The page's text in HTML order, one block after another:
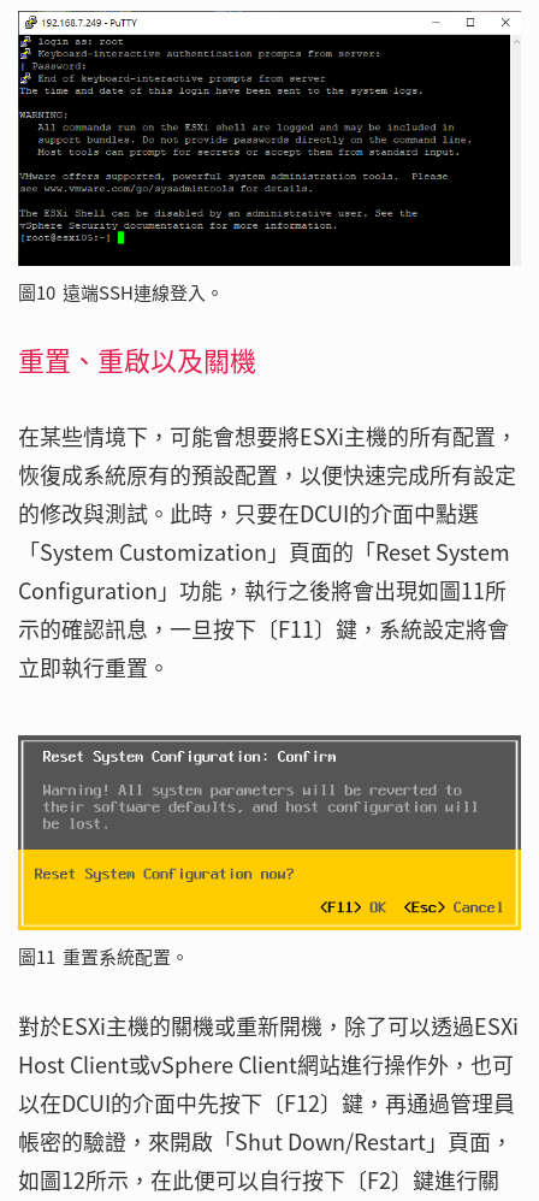
圖10 遠端SSH連線登入。
重置、重啟以及關機
在某些情境下，可能會想要將ESXi主機的所有配置，
恢復成系統原有的預設配置，以便快速完成所有設定
的修改與測試。此時，只要在DCUI的介面中點選
「System Customization」頁面的「Reset System
Configuration」功能，執行之後將會出現如圖11所
示的確認訊息，一旦按下〔F11〕鍵，系統設定將會
立即執行重置。
圖11 重置系統配置。
對於ESXi主機的關機或重新開機，除了可以透過ESXi
Host Client或vSphere Client網站進行操作外，也可
以在DCUI的介面中先按下〔F12〕鍵，再通過管理員
帳密的驗證，來開啟「Shut Down/Restart」頁面，
如圖12所示，在此便可以自行按下〔F2〕鍵進行關